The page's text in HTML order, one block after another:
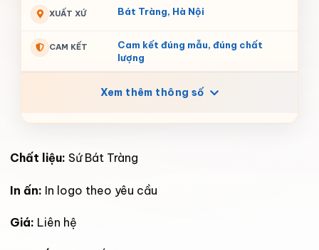
XUẤT XỨ Bát Tràng, Hà Nội
CAM KẾT
Cam kết đúng mẫu, đúng chất
lượng
Xem thêm thông số
Chất liệu: Sứ Bát Tràng
In ấn: In logo theo yêu cầu
Giá: Liên hệ